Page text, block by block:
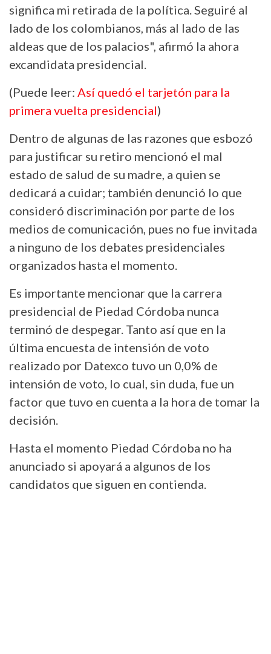
significa mi retirada de la política. Seguiré al
lado de los colombianos, más al lado de las
aldeas que de los palacios", afirmó la ahora
excandidata presidencial.
(Puede leer: Así quedó el tarjetón para la
primera vuelta presidencial)
Dentro de algunas de las razones que esbozó
para justificar su retiro mencionó el mal
estado de salud de su madre, a quien se
dedicará a cuidar; también denunció lo que
consideró discriminación por parte de los
medios de comunicación, pues no fue invitada
a ninguno de los debates presidenciales
organizados hasta el momento.
Es importante mencionar que la carrera
presidencial de Piedad Córdoba nunca
terminó de despegar. Tanto así que en la
última encuesta de intensión de voto
realizado por Datexco tuvo un 0,0% de
intensión de voto, lo cual, sin duda, fue un
factor que tuvo en cuenta a la hora de tomar la
decisión.
Hasta el momento Piedad Córdoba no ha
anunciado si apoyará a algunos de los
candidatos que siguen en contienda.